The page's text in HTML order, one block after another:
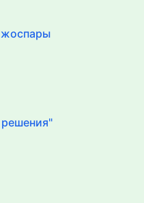
жоспары